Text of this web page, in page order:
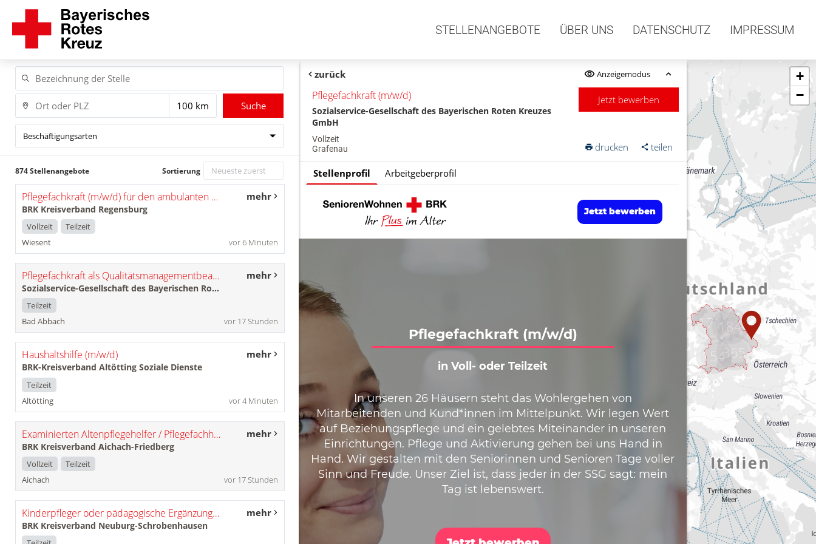
STELLENANGEBOTE ÜBER UNS DATENSCHUTZ IMPRESSUM
Suche
Beschäftigungsarten
874 Stellenangebote Sortierung
Pflegefachkraft (m/w/d) für den ambulanten Pflegedienst Wiesent
BRK Kreisverband Regensburg
Vollzeit
Teilzeit
Wiesent
mehr
vor 6 Minuten
Pflegefachkraft als Qualitätsmanagementbeauftragte*r (m/w/d)
Sozialservice-Gesellschaft des Bayerischen Roten Kreuzes GmbH
Teilzeit
Bad Abbach
mehr
vor 17 Stunden
Haushaltshilfe (m/w/d)
BRK-Kreisverband Altötting Soziale Dienste
Teilzeit
Altötting
mehr
vor 4 Minuten
Examinierten Altenpflegehelfer / Pflegefachhelfer (m/w/d)
BRK Kreisverband Aichach-Friedberg
Vollzeit
Teilzeit
Aichach
mehr
vor 17 Stunden
Kinderpfleger oder pädagogische Ergänzungskraft (m/w/d) für den Hort Lummerland
BRK Kreisverband Neuburg-Schrobenhausen
mehr
zurück Anzeigemodus
Pflegefachkraft (m/w/d)
Sozialservice-Gesellschaft des Bayerischen Roten Kreuzes
GmbH
Vollzeit
Grafenau
Jetzt bewerben
drucken teilen
Stellenprofil Arbeitgeberprofil
365
184
171
154
+
−